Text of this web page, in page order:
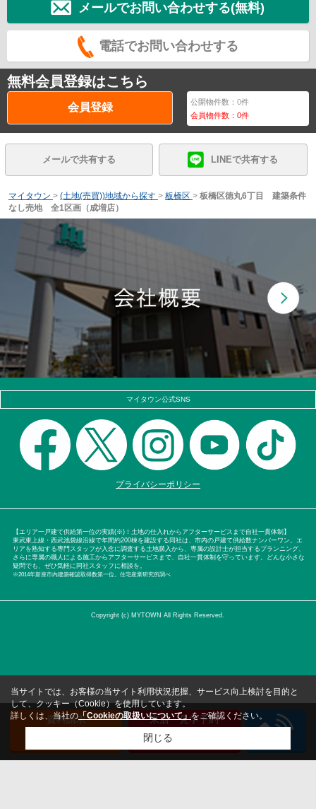
メールでお問い合わせする(無料)
電話でお問い合わせする
無料会員登録はこちら
会員登録 公開物件数：0件
会員物件数：0件
メールで共有する LINEで共有する
マイタウン > (土地(売買))地域から探す > 板橋区 > 板橋区徳丸6丁目 建築条件
なし売地 全1区画（成増店）
マイタウン公式SNS
プライバシーポリシー
【エリア一戸建て供給第一位の実績(※)！土地の仕入れからアフターサービスまで自社一貫体制】
東武東上線・西武池袋線沿線で年間約200棟を建設する同社は、市内の戸建て供給数ナンバーワン。エ
リアを熟知する専門スタッフが入念に調査する土地購入から、専属の設計士が担当するプランニング、
さらに専属の職人による施工からアフターサービスまで、自社一貫体制を守っています。どんな小さな
疑問でも、ぜひ気軽に同社スタッフに相談を。
※2014年新座市内建築確認取得数第一位。住宅産業研究所調べ
Copyright (c) MYTOWN All Rights Reserved.
資料請求
来店・見学予約
（無料）
当サイトでは、お客様の当サイト利用状況把握、サービス向上検討を目的と
して、クッキー（Cookie）を使用しています。
詳しくは、当社の「Cookieの取扱いについて」をご確認ください。
閉じる